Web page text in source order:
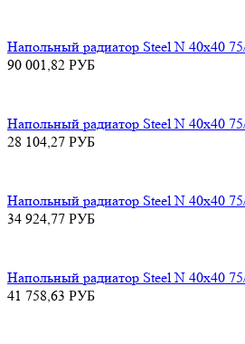
Напольный радиатор Steel N 40х40
90 001,82 РУБ
Напольный радиатор Steel N 40х40
28 104,27 РУБ
Напольный радиатор Steel N 40х40
34 924,77 РУБ
Напольный радиатор Steel N 40х40
41 758,63 РУБ